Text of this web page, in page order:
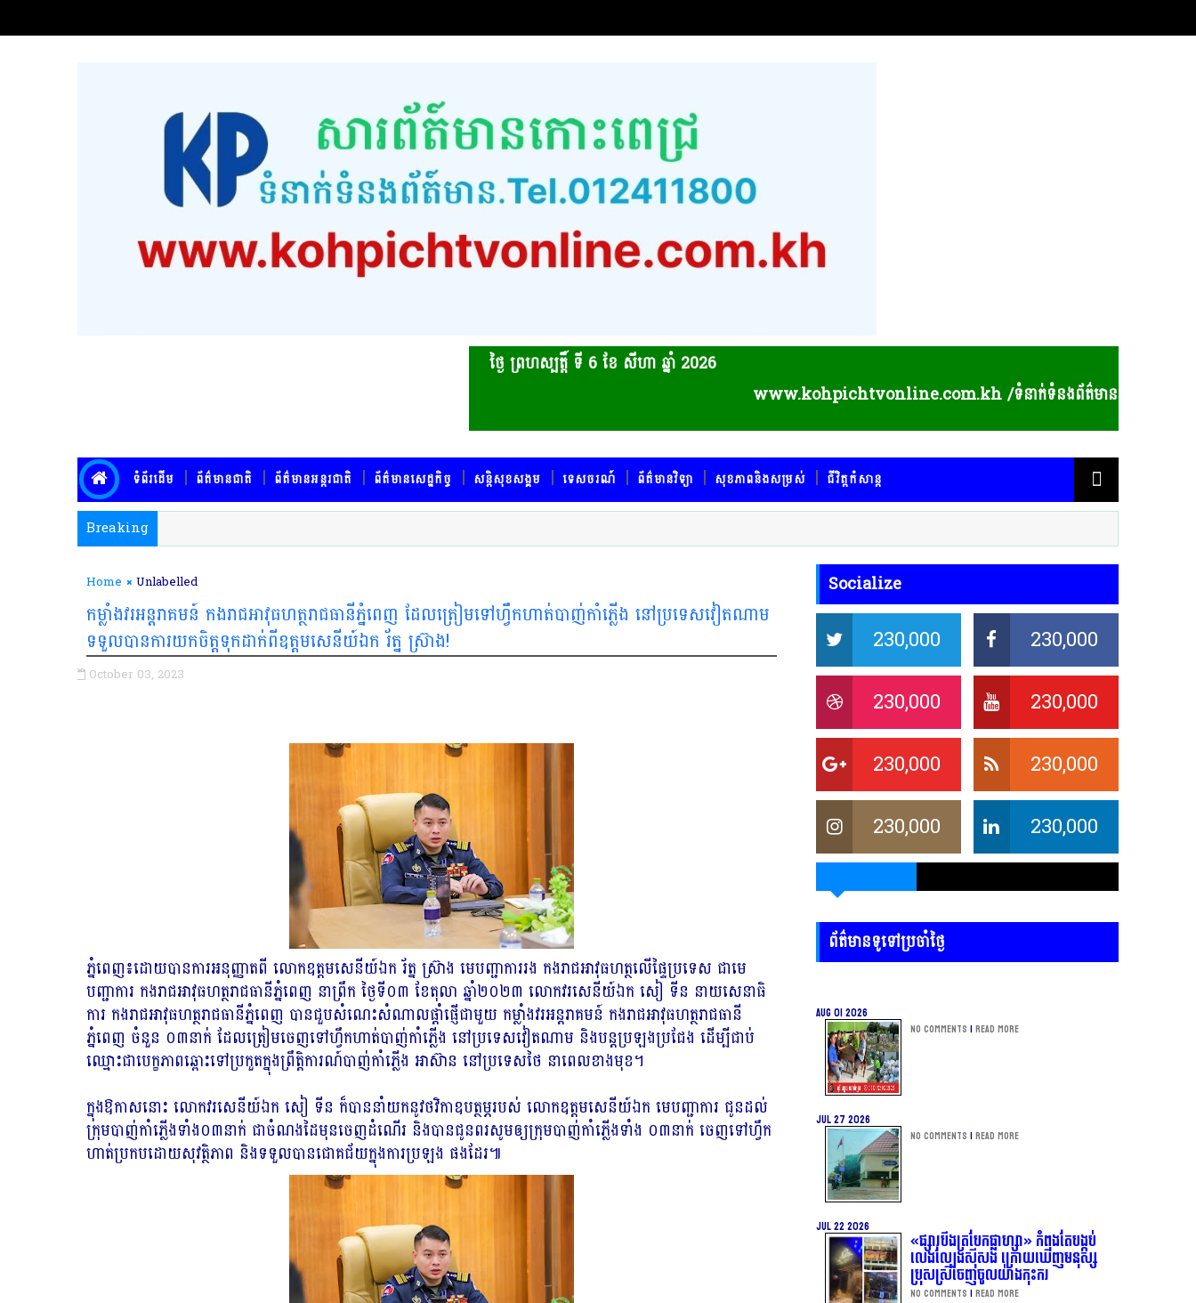
ថ្ងៃ ព្រហស្បត្ដិ៍ ទី 6​ ខែ សីហា ឆ្នាំ 2026
www.kohpichtvonline.com.kh /ទំនាក់ទំនងព័ត៌មាន និងផ្សព្វផ្សាយពាណិជ្ជ
ទំព័រដើម ព័ត៌មានជាតិ ព័ត៌មានអន្តរជាតិ ព័ត៌មានសេដ្ឋកិច្ច សន្តិសុខសង្គម ទេសចរណ៍ ព័ត៌មានវិទ្យា សុខភាពនិងសម្រស់ ជីវិត្តកំសាន្ត
Breaking
Home Unlabelled
កម្លាំងវរអន្តរាគមន៍ កងរាជអាវុធហត្ថរាជធានីភ្នំពេញ ដែលត្រៀមទៅហ្វឹកហាត់បាញ់កាំភ្លើង នៅប្រទេសវៀតណាម
ទទួលបានការយកចិត្តទុកដាក់ពីឧត្តមសេនីយ៍ឯក រ័ត្ន ស្រ៊ាង!
October 03, 2023
ភ្នំពេញ៖ដោយបានការអនុញ្ញាតពី លោកឧត្តមសេនីយ៍ឯក រ័ត្ន ស្រ៊ាង មេបញ្ជាការរង កងរាជអាវុធហត្ថលើផ្ទៃប្រទេស ជាមេ
បញ្ជាការ កងរាជអាវុធហត្ថរាជធានីភ្នំពេញ នាព្រឹក ថ្ងៃទី០៣ ខែតុលា ឆ្នាំ២០២៣ លោកវរសេនីយ៍ឯក សៀ ទីន នាយសេនាធិ
ការ កងរាជអាវុធហត្ថរាជធានីភ្នំពេញ បានជួបសំណេះសំណាលផ្តាំផ្ញើជាមួយ កម្លាំងវរអន្តរាគមន៍ កងរាជអាវុធហត្ថរាជធានី
ភ្នំពេញ ចំនួន ០៣នាក់ ដែលត្រៀមចេញទៅហ្វឹកហាត់បាញ់កាំភ្លើង នៅប្រទេសវៀតណាម និងបន្តប្រឡងប្រជែង ដើម្បីជាប់
ឈ្មោះជាបេក្ខភាពឆ្ពោះទៅប្រកួតក្នុងព្រឹត្តិការណ៍បាញ់កាំភ្លើង អាស៊ាន នៅប្រទេសថៃ នាពេលខាងមុខ។
ក្នុងឱកាសនោះ លោកវរសេនីយ៍ឯក សៀ ទីន ក៏បាននាំយកនូវថវិកាឧបត្ថម្ភរបស់ លោកឧត្តមសេនីយ៍ឯក មេបញ្ជាការ ជូនដល់
ក្រុមបាញ់កាំភ្លើងទាំង០៣នាក់ ជាចំណងដៃមុនចេញដំណើរ និងបានជូនពរសូមឲ្យក្រុមបាញ់កាំភ្លើងទាំង ០៣នាក់ ចេញទៅហ្វឹក
ហាត់ប្រកបដោយសុវត្ថិភាព និងទទួលបានជោគជ័យក្នុងការប្រឡង ផងដែរ៕
Socialize
230,000
230,000
230,000
230,000
230,000
230,000
230,000
230,000
ព័ត៌មានទូទៅប្រចាំថ្ងៃ
Aug 01 2026
No Comments | Read more
Jul 27 2026
No Comments | Read more
Jul 22 2026
«ផ្សារបឹងត្របែកផ្លាហ្សា» កំពុងតែបង្កប់
លេងល្បែងស៊ីសង ក្រោយឃើញមនុស្ស
ប្រុសស្រីចេញចូលយ៉ាងកុះករ
No Comments | Read more